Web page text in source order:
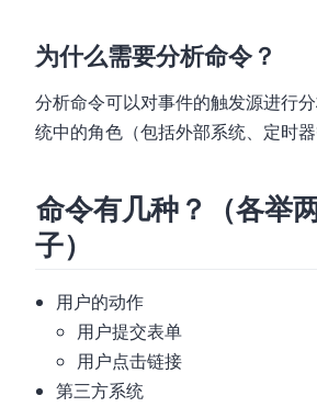
为什么需要分析命令？
分析命令可以对事件的触发源进行
统中的角色（包括外部系统、定时器
命令有几种？（各举
子）
用户的动作
用户提交表单
用户点击链接
第三方系统